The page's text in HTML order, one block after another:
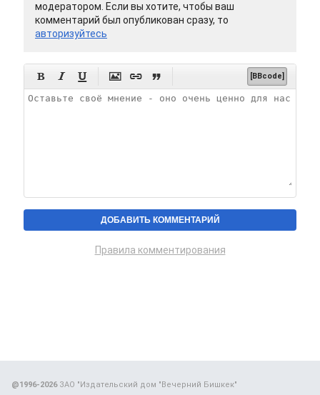
модератором. Если вы хотите, чтобы ваш
комментарий был опубликован сразу, то
авторизуйтесь
      [BBcode]
Правила комментирования
@1996-2026ЗАО "Издательский дом "Вечерний Бишкек"